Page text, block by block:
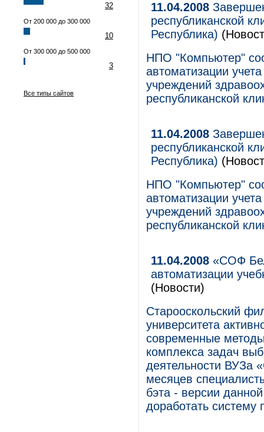
32
От 200 000 до 300 000
10
От 300 000 до 500 000
3
Все типы сайтов
11.04.2008
республиканской
Республика)
НПО "Компьютер"
автоматизации
учреждений
республиканской
11.04.2008
республиканской
Республика)
НПО "Компьютер"
автоматизации
учреждений
республиканской
11.04.2008 «СОФ
автоматизации
(Новости)
Старооскольский
университета
современные
комплекса задач
деятельности ВУЗа
месяцев
бэта - версии
доработать